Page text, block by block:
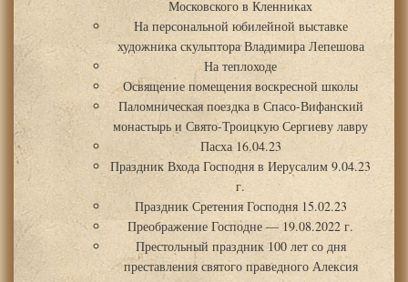
Московского в Кленниках
На персональной юбилейной выставке
художника скульптора Владимира Лепешова
На теплоходе
Освящение помещения воскресной школы
Паломническая поездка в Спасо-Вифанский
монастырь и Свято-Троицкую Сергиеву лавру
Пасха 16.04.23
Праздник Входа Господня в Иерусалим 9.04.23
г.
Праздник Сретения Господня 15.02.23
Преображение Господне — 19.08.2022 г.
Престольный праздник 100 лет со дня
преставления святого праведного Алексия